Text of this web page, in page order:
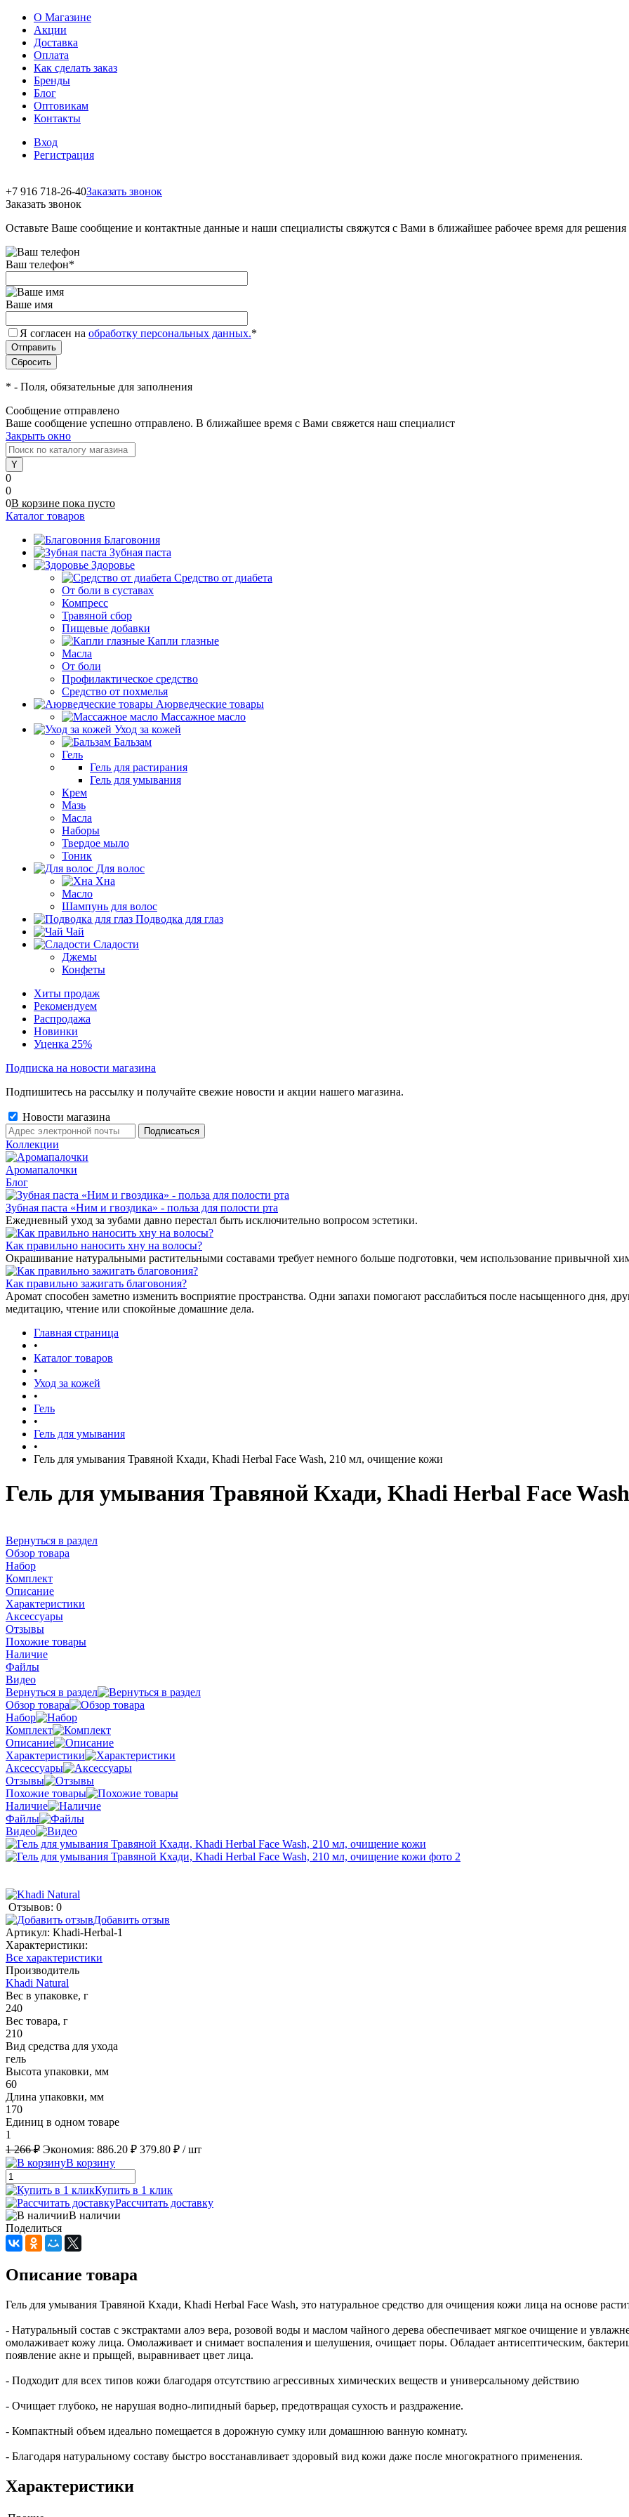
О Магазине
Акции
Доставка
Оплата
Как сделать заказ
Бренды
Блог
Оптовикам
Контакты
Вход
Регистрация
+7 916 718-26-40Заказать звонок
Заказать звонок
Оставьте Ваше сообщение и контактные данные и наши специалисты свяжутся с Вами в ближайшее рабочее время для
Ваш телефон*
Ваше имя
Я согласен на обработку персональных данных.*
* - Поля, обязательные для заполнения
Сообщение отправлено
Ваше сообщение успешно отправлено. В ближайшее время с Вами свяжется наш специалист
Закрыть окно
0
0
0В корзине пока пусто
Каталог товаров
Благовония
Зубная паста
Здоровье
Средство от диабета
От боли в суставах
Компресс
Травяной сбор
Пищевые добавки
Капли глазные
Масла
От боли
Профилактическое средство
Средство от похмелья
Аюрведческие товары
Массажное масло
Уход за кожей
Бальзам
Гель
Гель для растирания
Гель для умывания
Крем
Мазь
Масла
Наборы
Твердое мыло
Тоник
Для волос
Хна
Масло
Шампунь для волос
Подводка для глаз
Чай
Сладости
Джемы
Конфеты
Хиты продаж
Рекомендуем
Распродажа
Новинки
Уценка 25%
Подписка на новости магазина
Подпишитесь на рассылку и получайте свежие новости и акции нашего магазина.
Новости магазина
Коллекции
Аромапалочки
Блог
Зубная паста «Ним и гвоздика» - польза для полости рта
Ежедневный уход за зубами давно перестал быть исключительно вопросом эстетики.
Как правильно наносить хну на волосы?
Окрашивание натуральными растительными составами требует немного больше подготовки, чем использование привычной
Как правильно зажигать благовония?
Аромат способен заметно изменить восприятие пространства. Одни запахи помогают расслабиться после насыщенного дня,
медитацию, чтение или спокойные домашние дела.
Главная страница
•
Каталог товаров
•
Уход за кожей
•
Гель
•
Гель для умывания
•
Гель для умывания Травяной Кхади, Khadi Herbal Face Wash, 210 мл, очищение кожи
Гель для умывания Травяной Кхади, Khadi Herbal Face
Вернуться в раздел
Обзор товара
Набор
Комплект
Описание
Характеристики
Аксессуары
Отзывы
Похожие товары
Наличие
Файлы
Видео
Вернуться в раздел
Обзор товара
Набор
Комплект
Описание
Характеристики
Аксессуары
Отзывы
Похожие товары
Наличие
Файлы
Видео
Отзывов: 0
Добавить отзыв
Артикул: Khadi-Herbal-1
Характеристики:
Все характеристики
Производитель
Khadi Natural
Вес в упаковке, г
240
Вес товара, г
210
Вид средства для ухода
гель
Высота упаковки, мм
60
Длина упаковки, мм
170
Единиц в одном товаре
1
1 266 ₽ Экономия: 886.20 ₽ 379.80 ₽ / шт
В корзину
Купить в 1 клик
Рассчитать доставку
В наличии
Поделиться
Описание товара
Гель для умывания Травяной Кхади, Khadi Herbal Face Wash, это натуральное средство для очищения кожи лица на основе
- Натуральный состав с экстрактами алоэ вера, розовой воды и маслом чайного дерева обеспечивает мягкое очищение и
омолаживает кожу лица. Омолаживает и снимает воспаления и шелушения, очищает поры. Обладает антисептическим,
появление акне и прыщей, выравнивает цвет лица.
- Подходит для всех типов кожи благодаря отсутствию агрессивных химических веществ и универсальному действию
- Очищает глубоко, не нарушая водно-липидный барьер, предотвращая сухость и раздражение.
- Компактный объем идеально помещается в дорожную сумку или домашнюю ванную комнату.
- Благодаря натуральному составу быстро восстанавливает здоровый вид кожи даже после многократного применения.
Характеристики